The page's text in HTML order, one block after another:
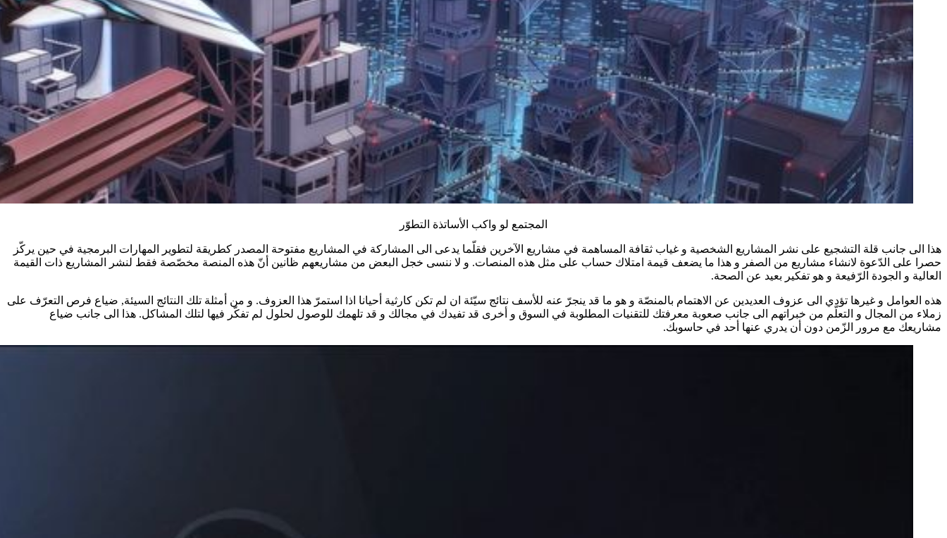
المجتمع لو واكب الأساتذة التطوّر
هذا الى جانب قلة التشجيع على نشر المشاريع الشخصية و غياب ثقافة المساهمة في مشاريع الآخرين فقلّما يدعى الى المشاركة في المشاريع مفتوحة المصدر كطريقة لتطوير المهارات البرمجية في حين يركّز
حصرا على الدّعوة لانشاء مشاريع من الصفر و هذا ما يضعف قيمة امتلاك حساب على مثل هذه المنصات. و لا ننسى خجل البعض من مشاريعهم ظانين أنّ هذه المنصة مخصّصة فقط لنشر المشاريع ذات القيمة
العالية و الجودة الرّفيعة و هو تفكير بعيد عن الصحة.
هذه العوامل و غيرها تؤدي الى عزوف العديدين عن الاهتمام بالمنصّة و هو ما قد ينجرّ عنه للأسف نتائج سيّئة ان لم تكن كارثية أحيانا اذا استمرّ هذا العزوف. و من أمثلة تلك النتائج السيئة, ضياع فرص التعرّف على
زملاء من المجال و التعلّم من خبراتهم الى جانب صعوبة معرفتك للتقنيات المطلوبة في السوق و أخرى قد تفيدك في مجالك و قد تلهمك للوصول لحلول لم تفكّر فيها لتلك المشاكل. هذا الى جانب ضياع
مشاريعك مع مرور الزّمن دون أن يدري عنها أحد في حاسوبك.